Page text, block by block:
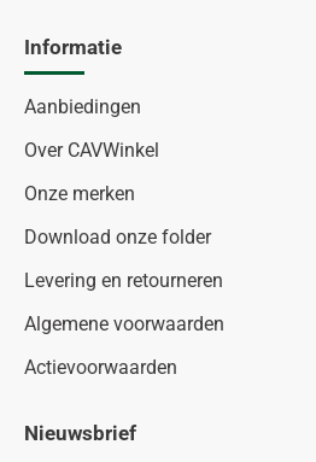
Informatie
Aanbiedingen
Over CAVWinkel
Onze merken
Download onze folder
Levering en retourneren
Algemene voorwaarden
Actievoorwaarden
Nieuwsbrief